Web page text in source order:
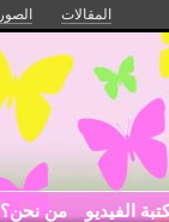
المقالات الصور
الفيديو من نحن؟